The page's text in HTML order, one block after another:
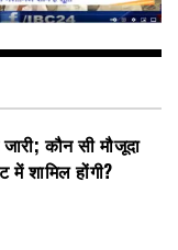
कौन सी मौजूदा
शामिल होंगी?